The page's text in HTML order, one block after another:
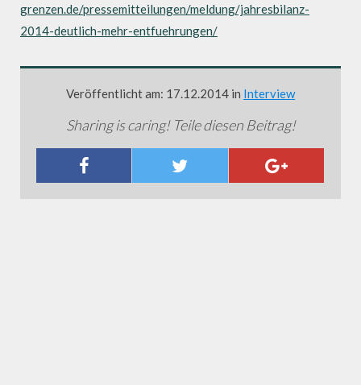
grenzen.de/pressemitteilungen/meldung/jahresbilanz-
2014-deutlich-mehr-entfuehrungen/
Veröffentlicht am: 17.12.2014 in Interview
Sharing is caring! Teile diesen Beitrag!